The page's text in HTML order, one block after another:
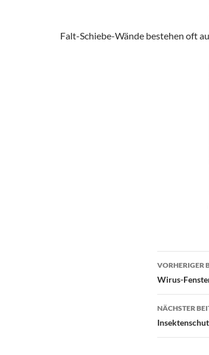
Falt-Schiebe-Wände bestehen oft
VORHERIGER
Wirus-
NÄCHSTER